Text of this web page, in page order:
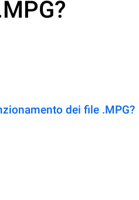
dei file .MPG?